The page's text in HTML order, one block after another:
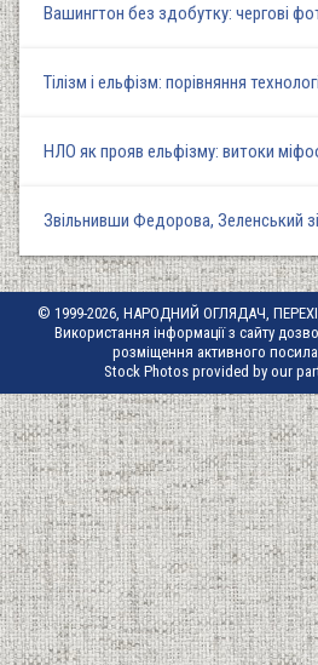
Вашингтон без здобутку: чергові
Тілізм і ельфізм: порівняння
НЛО як прояв ельфізму: витоки
Звільнивши Федорова, Зеленський
© 1999-2026, НАРОДНИЙ ОГЛЯДАЧ,
Використання інформації з сайту
розміщення активного
Stock Photos provided by our